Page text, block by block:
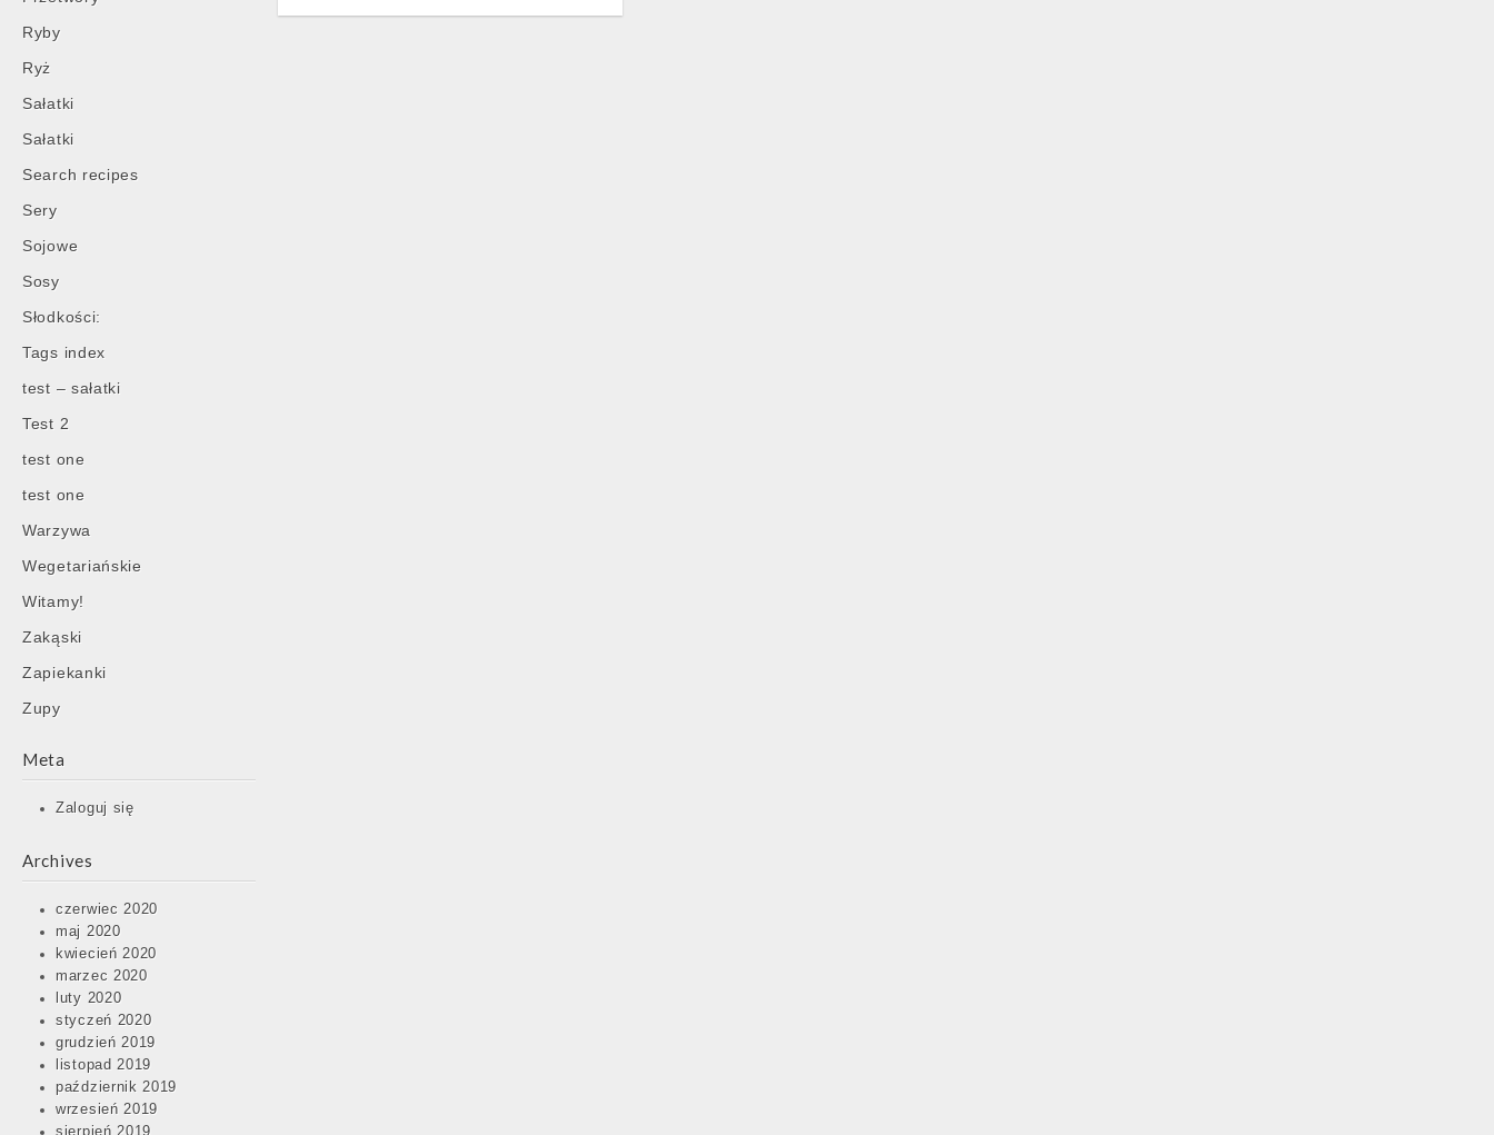
Ryby
Ryż
Sałatki
Sałatki
Search recipes
Sery
Sojowe
Sosy
Słodkości:
Tags index
test – sałatki
Test 2
test one
test one
Warzywa
Wegetariańskie
Witamy!
Zakąski
Zapiekanki
Zupy
Meta
Zaloguj się
Archives
czerwiec 2020
maj 2020
kwiecień 2020
marzec 2020
luty 2020
styczeń 2020
grudzień 2019
listopad 2019
październik 2019
wrzesień 2019
sierpień 2019